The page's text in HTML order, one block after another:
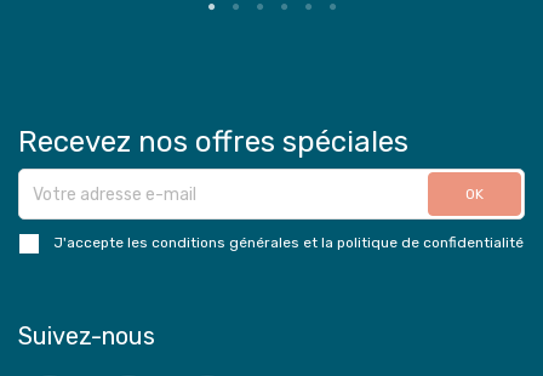
Recevez nos offres spéciales
J'accepte les conditions générales et la politique de confidentialité
Suivez-nous